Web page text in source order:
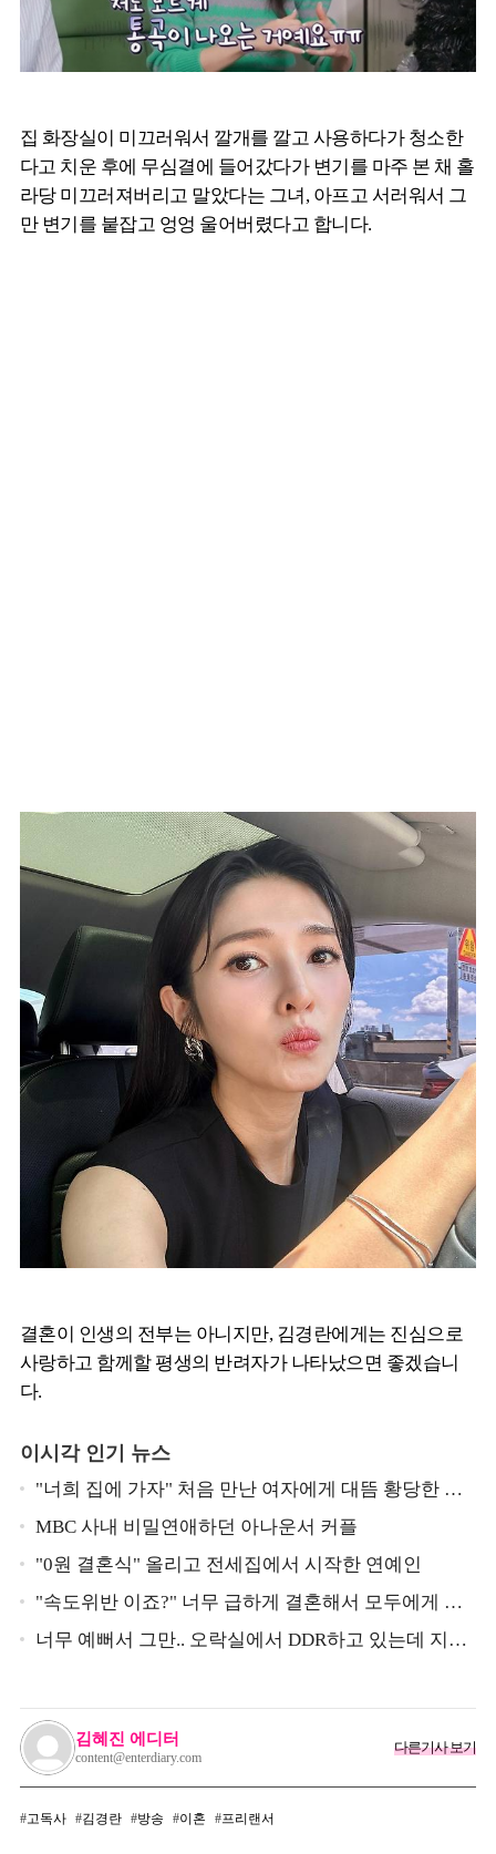
집 화장실이 미끄러워서 깔개를 깔고 사용하다가 청소한
다고 치운 후에 무심결에 들어갔다가 변기를 마주 본 채 홀
라당 미끄러져버리고 말았다는 그녀, 아프고 서러워서 그
만 변기를 붙잡고 엉엉 울어버렸다고 합니다.
결혼이 인생의 전부는 아니지만, 김경란에게는 진심으로
사랑하고 함께할 평생의 반려자가 나타났으면 좋겠습니
다.
이시각 인기 뉴스
"너희 집에 가자" 처음 만난 여자에게 대뜸 황당한 요
구 했다는 MBC 아나운서
MBC 사내 비밀연애하던 아나운서 커플
"0원 결혼식" 올리고 전세집에서 시작한 연예인
"속도위반 이죠?" 너무 급하게 결혼해서 모두에게 의
심 받았던 스타
너무 예뻐서 그만.. 오락실에서 DDR하고 있는데 지나
김혜진 에디터
content@enterdiary.com
다른기사 보기
고독사 김경란 방송 이혼 프리랜서